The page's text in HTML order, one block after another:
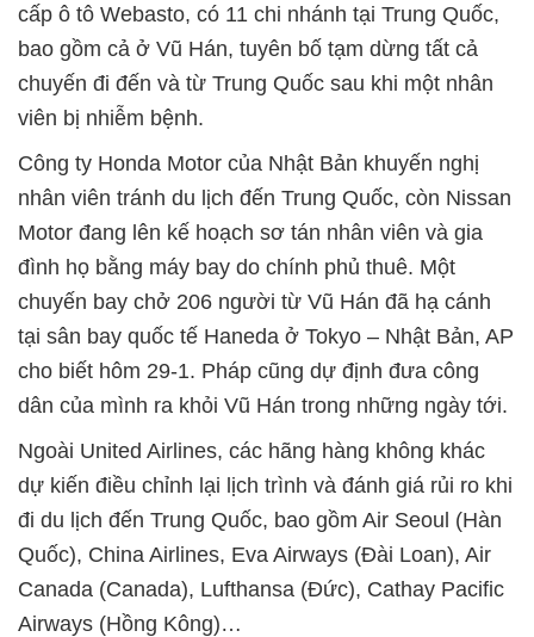
cấp ô tô Webasto, có 11 chi nhánh tại Trung Quốc,
bao gồm cả ở Vũ Hán, tuyên bố tạm dừng tất cả
chuyến đi đến và từ Trung Quốc sau khi một nhân
viên bị nhiễm bệnh.
Công ty Honda Motor của Nhật Bản khuyến nghị
nhân viên tránh du lịch đến Trung Quốc, còn Nissan
Motor đang lên kế hoạch sơ tán nhân viên và gia
đình họ bằng máy bay do chính phủ thuê. Một
chuyến bay chở 206 người từ Vũ Hán đã hạ cánh
tại sân bay quốc tế Haneda ở Tokyo – Nhật Bản, AP
cho biết hôm 29-1. Pháp cũng dự định đưa công
dân của mình ra khỏi Vũ Hán trong những ngày tới.
Ngoài United Airlines, các hãng hàng không khác
dự kiến điều chỉnh lại lịch trình và đánh giá rủi ro khi
đi du lịch đến Trung Quốc, bao gồm Air Seoul (Hàn
Quốc), China Airlines, Eva Airways (Đài Loan), Air
Canada (Canada), Lufthansa (Đức), Cathay Pacific
Airways (Hồng Kông)…